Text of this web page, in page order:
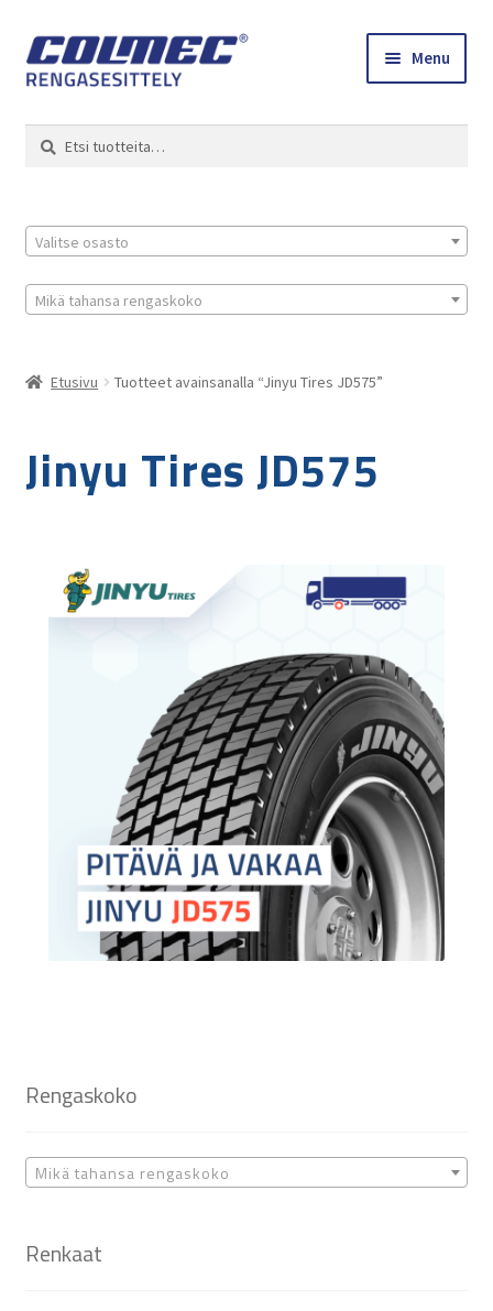
Skip
to
Skip
to
Menu
Colmec
0 tuotetta tarjouspyynnössä
Etsi:
Haku
Valitse osasto
Mikä tahansa rengaskoko
Etusivu Tuotteet avainsanalla “Jinyu Tires JD575”
Jinyu Tires JD575
Rengaskoko
Mikä tahansa rengaskoko
Renkaat